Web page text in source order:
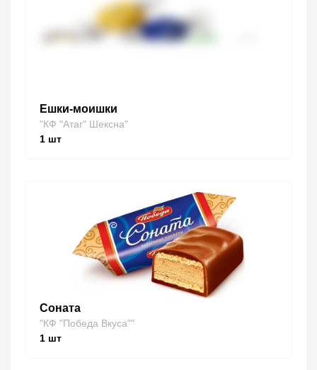
Ешки-моишки
"КФ "Атаг" Шексна"
1 шт
Соната
"КФ "Победа Вкуса""
1 шт